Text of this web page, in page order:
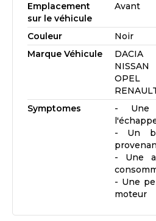
Emplacement
sur le véhicule
Avant
Couleur
Noir
Marque Véhicule
DACIA
NISSAN
OPEL
Symptomes
- Une
- Un
- Une
- Une
moteur